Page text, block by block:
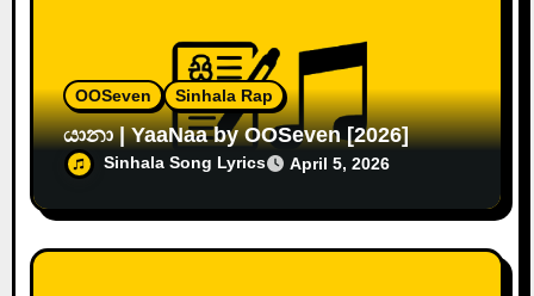
OOSeven Sinhala Rap
යානා | YaaNaa by OOSeven [2026]
Sinhala Song Lyrics April 5, 2026